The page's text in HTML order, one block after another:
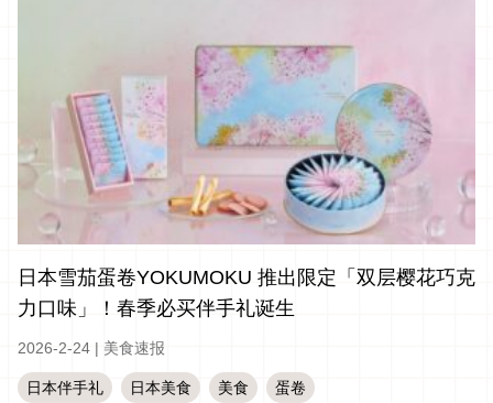
日本雪茄蛋卷YOKUMOKU 推出限定「双层樱花巧克
力口味」！春季必买伴手礼诞生
2026-2-24 | 美食速报
日本伴手礼 日本美食 美食 蛋卷